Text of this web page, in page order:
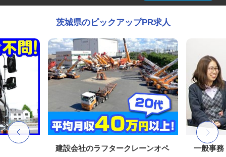
茨城県のピックアップPR求人
建設会社のラフタークレーンオペ
一般事務